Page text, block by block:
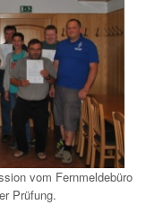
vom Fernmeldebüro
Prüfung.